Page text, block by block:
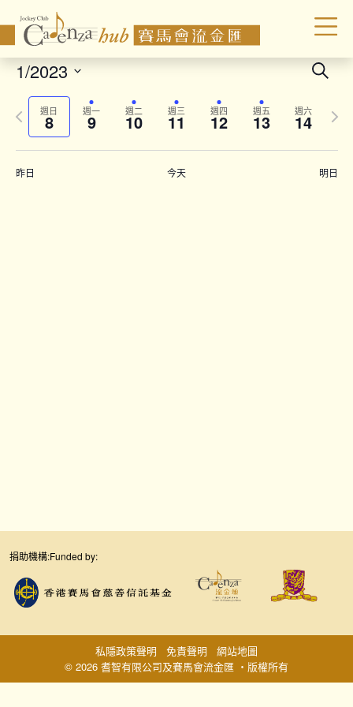
and
Search
1/2023
Select
date.週日
8 週一
9 週二
10 週三
11 週四
12 週五
13 週六
14
Previous
week
Next
昨日 今天 明日
捐助機構:Funded by:
© 2026 耆智有限公司及賽馬會流金匯 ‧版權所有
私隱政策聲明 免責聲明 網站地圖